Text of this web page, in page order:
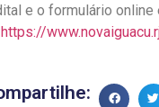
e o formulário
https://